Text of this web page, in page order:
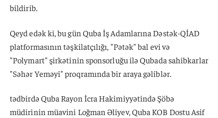
bildirib.
Qeyd edək ki, bu gün Quba İş Adamlarına Dəstək-QİAD
platformasının təşkilatçılığı, "Pətək" bal evi və
"Polymart" şirkətinin sponsorluğu ilə Qubada sahibkarlar
"Səhər Yeməyi" proqramında bir araya gəliblər.
tədbirdə Quba Rayon İcra Hakimiyyətində Şöbə
müdirinin müavini Loğman Əliyev, Quba KOB Dostu Asif